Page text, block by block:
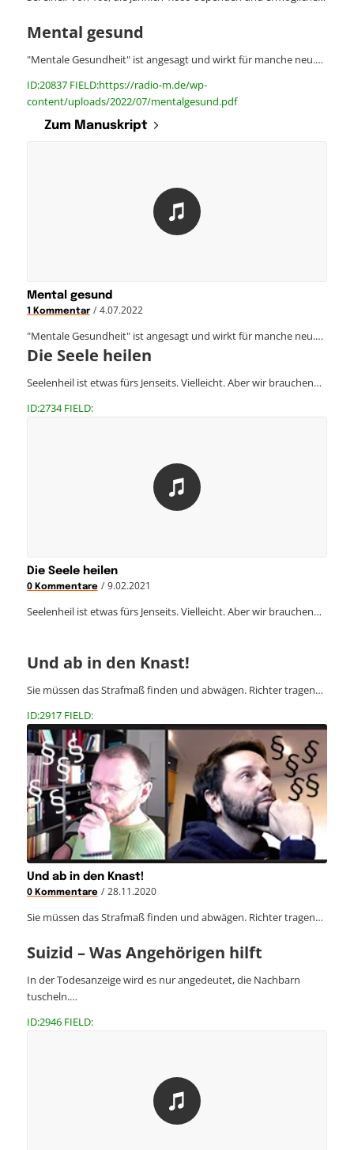
Mental gesund
"Mentale Gesundheit" ist angesagt und wirkt für manche neu.…
ID:20837 FIELD:https://radio-m.de/wp-
content/uploads/2022/07/mentalgesund.pdf
Zum Manuskript
Mental gesund
1 Kommentar / 4.07.2022
"Mentale Gesundheit" ist angesagt und wirkt für manche neu.…
Die Seele heilen
Seelenheil ist etwas fürs Jenseits. Vielleicht. Aber wir brauchen…
ID:2734 FIELD:
Die Seele heilen
0 Kommentare / 9.02.2021
Seelenheil ist etwas fürs Jenseits. Vielleicht. Aber wir brauchen…
Und ab in den Knast!
Sie müssen das Strafmaß finden und abwägen. Richter tragen…
ID:2917 FIELD:
Und ab in den Knast!
0 Kommentare / 28.11.2020
Sie müssen das Strafmaß finden und abwägen. Richter tragen…
Suizid – Was Angehörigen hilft
In der Todesanzeige wird es nur angedeutet, die Nachbarn
tuscheln.…
ID:2946 FIELD: